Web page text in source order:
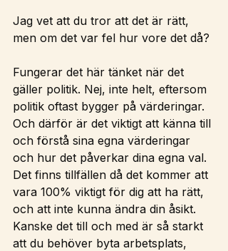
Jag vet att du tror att det är rätt,
men om det var fel hur vore det då?
Fungerar det här tänket när det
gäller politik. Nej, inte helt, eftersom
politik oftast bygger på värderingar.
Och därför är det viktigt att känna till
och förstå sina egna värderingar
och hur det påverkar dina egna val.
Det finns tillfällen då det kommer att
vara 100% viktigt för dig att ha rätt,
och att inte kunna ändra din åsikt.
Kanske det till och med är så starkt
att du behöver byta arbetsplats,